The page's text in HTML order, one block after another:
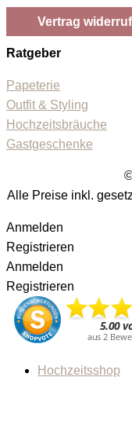
Vertrag
Ratgeber
Papeterie
Outfit & Styling
Hochzeitsbräuche
Gastgeschenke
Alle Preise inkl.
Anmelden
Registrieren
Anmelden
Registrieren
Hochzeitsshop